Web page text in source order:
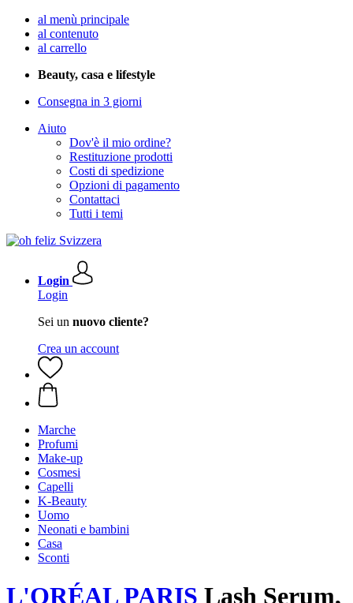
al menù principale
al contenuto
al carrello
Beauty, casa e lifestyle
Consegna in 3 giorni
Aiuto
Dov'è il mio ordine?
Restituzione prodotti
Costi di spedizione
Opzioni di pagamento
Contattaci
Tutti i temi
Login
Login
Sei un nuovo cliente?
Crea un account
Marche
Profumi
Make-up
Cosmesi
Capelli
K-Beauty
Uomo
Neonati e bambini
Casa
Sconti
L'ORÉAL PARIS Lash Serum,